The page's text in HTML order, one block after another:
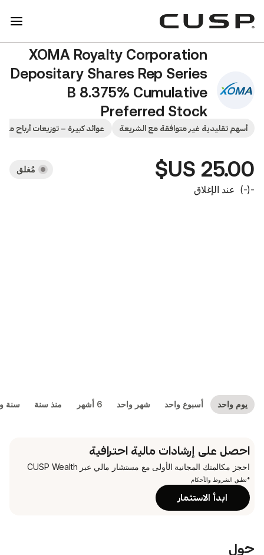
XOMA Royalty
Depositary Shares Rep
B 8.375%
Preferred
متوافقة مع الشريعة عوائد كبيرة – توزيعات أرباح مرتفعة تتراوح بين 5-10%
واحد شهر واحد 6 أشهر منذ سنة سنة واحدة 5 سنوات
مالية احترافية
الأولى مع مستشار مالي عبر CUSP Wealth